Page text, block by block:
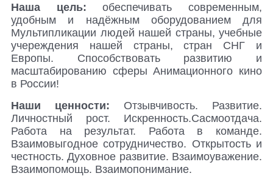
Наша цель: обеспечивать современным,
удобным и надёжным оборудованием для
Мультипликации людей нашей страны, учебные
учереждения нашей страны, стран СНГ и
Европы. Способствовать развитию и
масштабированию сферы Анимационного кино
в России!
Наши ценности: Отзывчивость. Развитие.
Личностный рост. Искренность.Сасмоотдача.
Работа на результат. Работа в команде.
Взаимовыгодное сотрудничество. Открытость и
честность. Духовное развитие. Взаимоуважение.
Взаимопомощь. Взаимопонимание.